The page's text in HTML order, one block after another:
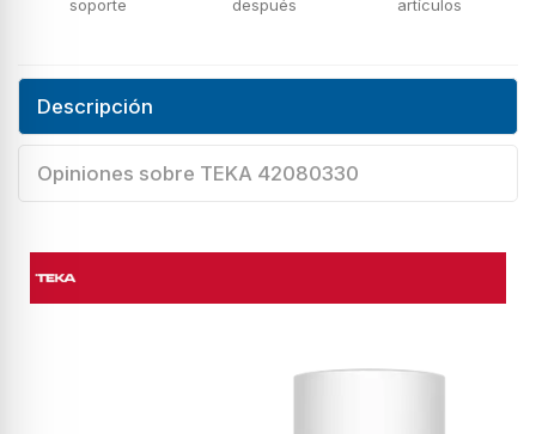
soporte
después
artículos
Descripción
Opiniones sobre TEKA 42080330